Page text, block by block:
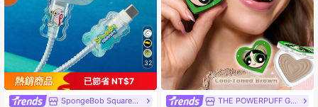
32
已節省 NT$7
SpongeBob SquarePants THE POWERPUFF GIRLS